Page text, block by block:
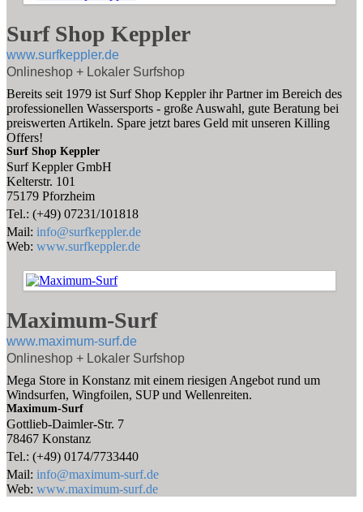
Surf Shop Keppler
www.surfkeppler.de
Onlineshop + Lokaler Surfshop
Bereits seit 1979 ist Surf Shop Keppler ihr Partner im Bereich des
professionellen Wassersports - große Auswahl, gute Beratung bei
preiswerten Artikeln. Spare jetzt bares Geld mit unseren Killing
Offers!
Surf Shop Keppler
Surf Keppler GmbH
Kelterstr. 101
75179 Pforzheim
Tel.: (+49) 07231/101818
Mail: info@surfkeppler.de
Web: www.surfkeppler.de
Maximum-Surf
www.maximum-surf.de
Onlineshop + Lokaler Surfshop
Mega Store in Konstanz mit einem riesigen Angebot rund um
Windsurfen, Wingfoilen, SUP und Wellenreiten.
Maximum-Surf
Gottlieb-Daimler-Str. 7
78467 Konstanz
Tel.: (+49) 0174/7733440
Mail: info@maximum-surf.de
Web: www.maximum-surf.de